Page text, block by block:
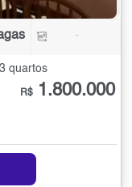
-
quartos
R$ 1.800.000